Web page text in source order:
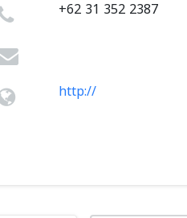
+62 31 352 2387
http://